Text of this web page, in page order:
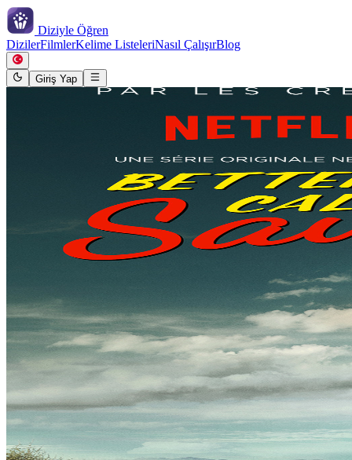
Diziyle Öğren
DizilerFilmlerKelime ListeleriNasıl ÇalışırBlog
Giriş Yap